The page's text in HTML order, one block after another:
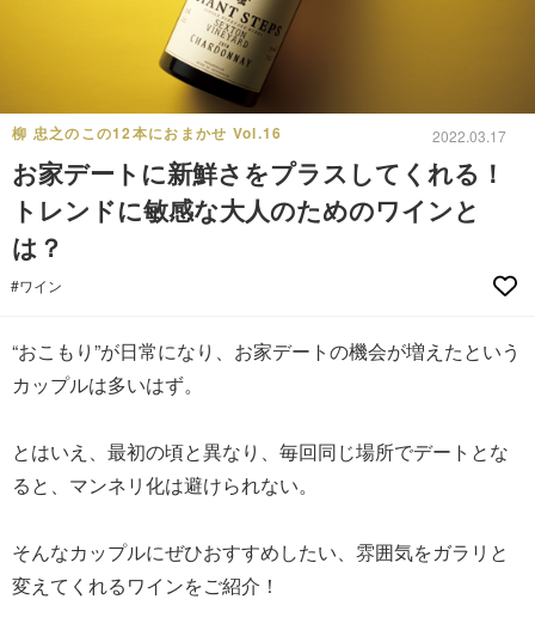
柳 忠之のこの12本におまかせ Vol.16 2022.03.17
お家デートに新鮮さをプラスしてくれる！
トレンドに敏感な大人のためのワインと
は？
#ワイン
“おこもり”が日常になり、お家デートの機会が増えたという
カップルは多いはず。
とはいえ、最初の頃と異なり、毎回同じ場所でデートとな
ると、マンネリ化は避けられない。
そんなカップルにぜひおすすめしたい、雰囲気をガラリと
変えてくれるワインをご紹介！